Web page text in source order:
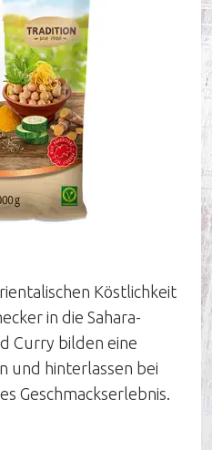
Pastinella
Köstlichkeit
in die Sahara-
Curry bilden eine
und hinterlassen bei
Geschmackserlebnis.